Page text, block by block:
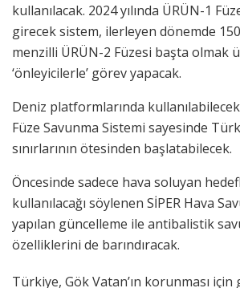
kullanılacak. 2024 yılında ÜRÜN-1
girecek sistem, ilerleyen dönemde
menzilli ÜRÜN-2 Füzesi başta olmak
‘önleyicilerle’ görev yapacak.
Deniz platformlarında kullanılabilecek
Füze Savunma Sistemi sayesinde
sınırlarının ötesinden başlatabilecek.
Öncesinde sadece hava soluyan
kullanılacağı söylenen SİPER Hava
yapılan güncelleme ile antibalistik
özelliklerini de barındıracak.
Türkiye, Gök Vatan’ın korunması için